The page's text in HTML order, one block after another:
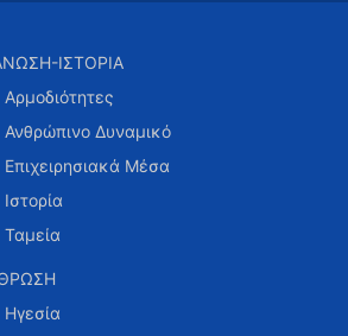
ΙΣΤΟΡΙΑ
Αρμοδιότητες
Ανθρώπινο Δυναμικό
Επιχειρησιακά Μέσα
Ιστορία
Ταμεία
Ηγεσία